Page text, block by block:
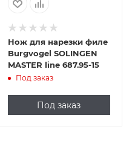
Нож для нарезки филе
Burgvogel SOLINGEN
MASTER line 687.95-15
Под заказ
Под заказ